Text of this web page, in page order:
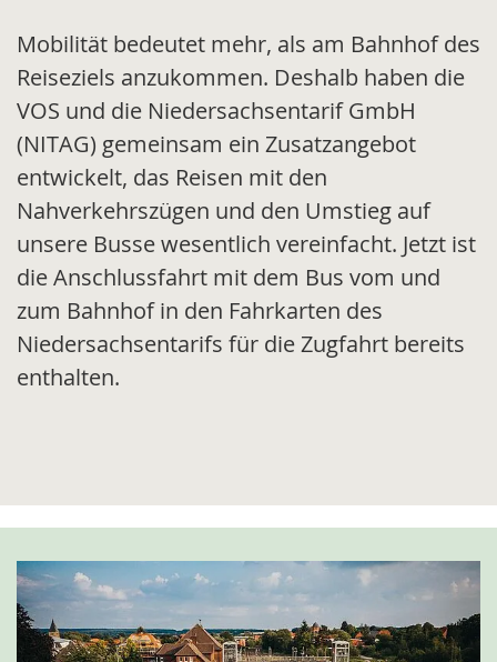
Mobilität bedeutet mehr, als am Bahnhof des
Reiseziels anzukommen. Deshalb haben die
VOS und die Niedersachsentarif GmbH
(NITAG) gemeinsam ein Zusatzangebot
entwickelt, das Reisen mit den
Nahverkehrszügen und den Umstieg auf
unsere Busse wesentlich vereinfacht. Jetzt ist
die Anschlussfahrt mit dem Bus vom und
zum Bahnhof in den Fahrkarten des
Niedersachsentarifs für die Zugfahrt bereits
enthalten.